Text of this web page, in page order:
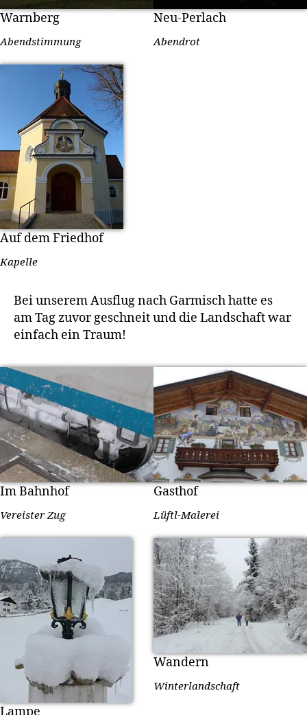
Warnberg
Abendstimmung
Neu-Perlach
Abendrot
Auf dem Friedhof
Kapelle
Bei unserem Ausflug nach Garmisch hatte es
am Tag zuvor geschneit und die Landschaft war
einfach ein Traum!
Im Bahnhof
Vereister Zug
Gasthof
Lüftl-Malerei
Lampe
Wandern
Winterlandschaft